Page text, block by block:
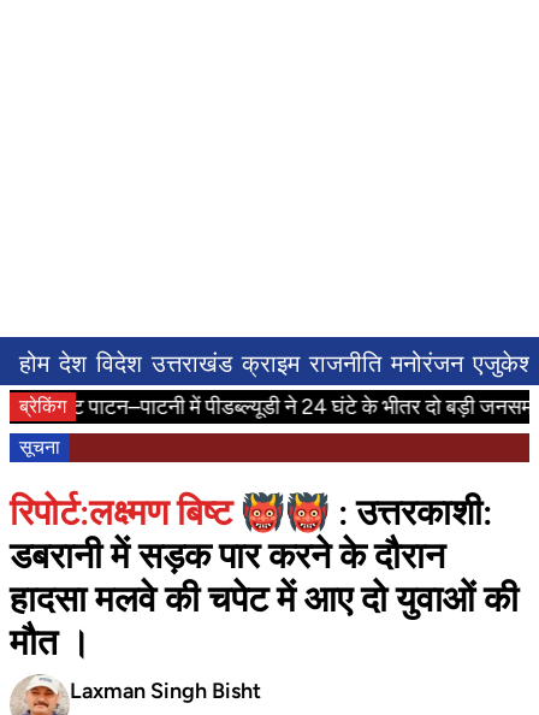
होम देश विदेश उत्तराखंड क्राइम राजनीति मनोरंजन
ब्रेकिंगपाटन–पाटनी में पीडब्ल्यूडी ने 24 घंटे के भीतर दो बड़ी जनसमस्याओं
सूचना
रिपोर्ट:लक्ष्मण बिष्ट 👹👹 : उत्तरकाशी:
डबरानी में सड़क पार करने के दौरान
हादसा मलवे की चपेट में आए दो युवाओं की
मौत ।
Laxman Singh Bisht